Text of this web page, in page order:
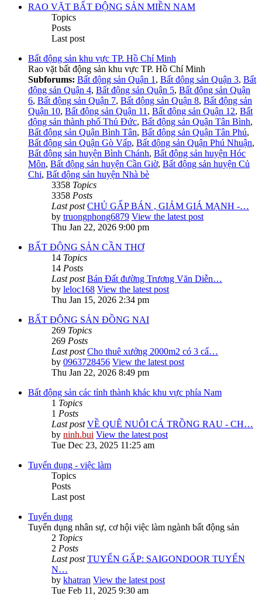
RAO VẶT BẤT ĐỘNG SẢN MIỀN NAM
Topics
Posts
Last post
Bất động sản khu vực TP. Hồ Chí Minh
Rao vặt bất động sản khu vực TP. Hồ Chí Minh
Subforums: Bất động sản Quận 1 , Bất động sản Quận 3, Bất
động sản Quận 4, Bất động sản Quận 5, Bất động sản Quận
6, Bất động sản Quận 7, Bất động sản Quận 8, Bất động sản
Quận 10, Bất động sản Quận 11 , Bất động sản Quận 12, Bất
động sản thành phố Thủ Đức, Bất động sản Quận Tân Bình,
Bất động sản Quận Bình Tân, Bất động sản Quận Tân Phú,
Bất động sản Quận Gò Vấp, Bất động sản Quận Phú Nhuận,
Bất động sản huyện Bình Chánh, Bất động sản huyện Hóc
Môn, Bất động sản huyện Cần Giờ, Bất động sản huyện Củ
Chi, Bất động sản huyện Nhà bè
3358 Topics
3358 Posts
Last post CHỦ GẤP BÁN , GIẢM GIÁ MẠNH -…
by truongphong6879 View the latest post
Thu Jan 22, 2026 9:00 pm
BẤT ĐỘNG SẢN CẦN THƠ
14 Topics
14 Posts
Last post Bán Đất đường Trương Văn Diễn…
by leloc168 View the latest post
Thu Jan 15, 2026 2:34 pm
BẤT ĐỘNG SẢN ĐỒNG NAI
269 Topics
269 Posts
Last post Cho thuê xưởng 2000m2 có 3 cẩ…
by 0963728456 View the latest post
Thu Jan 22, 2026 8:49 pm
Bất động sản các tỉnh thành khác khu vực phía Nam
1 Topics
1 Posts
Last post VỀ QUÊ NUÔI CÁ TRỒNG RAU - CH…
by ninh.bui View the latest post
Tue Dec 23, 2025 11:25 am
Tuyển dụng - việc làm
Topics
Posts
Last post
Tuyển dụng
Tuyển dụng nhân sự, cơ hội việc làm ngành bất động sản
2 Topics
2 Posts
Last post TUYỂN GẤP: SAIGONDOOR TUYỂN
N…
by khatran View the latest post
Tue Feb 11, 2025 9:30 am